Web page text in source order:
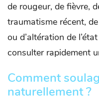
de rougeur, de fièvre,
traumatisme récent,
ou d’altération de
consulter rapidement
Comment
naturellement ?